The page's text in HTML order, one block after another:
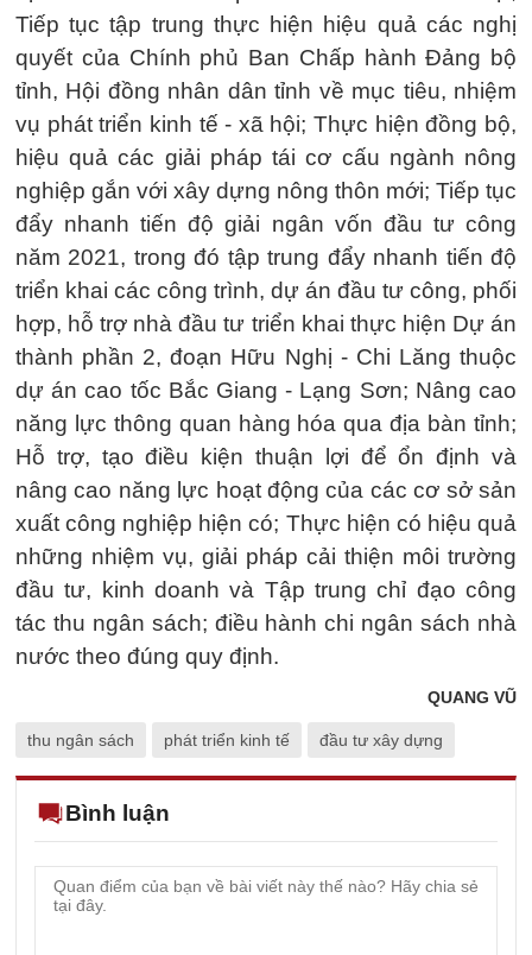
Tiếp tục tập trung thực hiện hiệu quả các nghị
quyết của Chính phủ Ban Chấp hành Đảng bộ
tỉnh, Hội đồng nhân dân tỉnh về mục tiêu, nhiệm
vụ phát triển kinh tế - xã hội; Thực hiện đồng bộ,
hiệu quả các giải pháp tái cơ cấu ngành nông
nghiệp gắn với xây dựng nông thôn mới; Tiếp tục
đẩy nhanh tiến độ giải ngân vốn đầu tư công
năm 2021, trong đó tập trung đẩy nhanh tiến độ
triển khai các công trình, dự án đầu tư công, phối
hợp, hỗ trợ nhà đầu tư triển khai thực hiện Dự án
thành phần 2, đoạn Hữu Nghị - Chi Lăng thuộc
dự án cao tốc Bắc Giang - Lạng Sơn; Nâng cao
năng lực thông quan hàng hóa qua địa bàn tỉnh;
Hỗ trợ, tạo điều kiện thuận lợi để ổn định và
nâng cao năng lực hoạt động của các cơ sở sản
xuất công nghiệp hiện có; Thực hiện có hiệu quả
những nhiệm vụ, giải pháp cải thiện môi trường
đầu tư, kinh doanh và Tập trung chỉ đạo công
tác thu ngân sách; điều hành chi ngân sách nhà
nước theo đúng quy định.
QUANG VŨ
thu ngân sách phát triển kinh tế đầu tư xây dựng
Bình luận